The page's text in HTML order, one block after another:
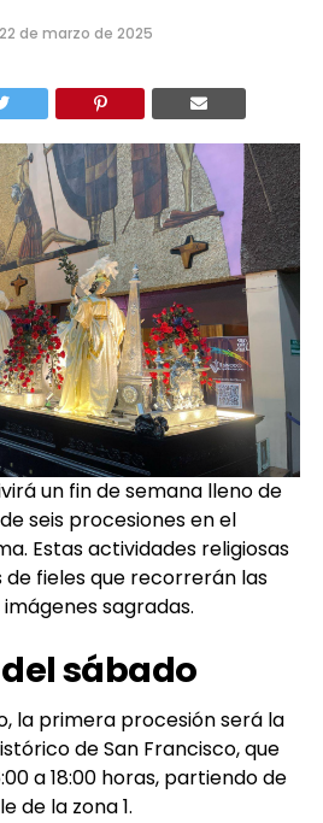
22 de marzo de 2025
un fin de semana lleno de
seis procesiones en el
Estas actividades religiosas
fieles que recorrerán las
sagradas.
sábado
la primera procesión será la
de San Francisco, que
a 18:00 horas, partiendo de
de la zona 1.